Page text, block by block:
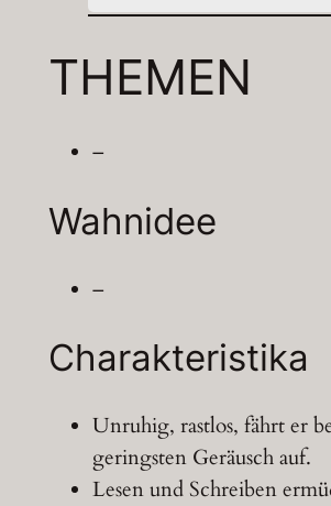
THEMEN
–
Wahnidee
–
Charakteristika
Unruhig, rastlos, fährt er
geringsten Geräusch auf.
Lesen und Schreiben